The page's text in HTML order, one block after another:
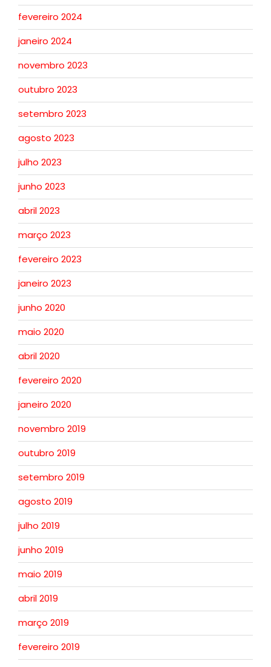
fevereiro 2024
janeiro 2024
novembro 2023
outubro 2023
setembro 2023
agosto 2023
julho 2023
junho 2023
abril 2023
março 2023
fevereiro 2023
janeiro 2023
junho 2020
maio 2020
abril 2020
fevereiro 2020
janeiro 2020
novembro 2019
outubro 2019
setembro 2019
agosto 2019
julho 2019
junho 2019
maio 2019
abril 2019
março 2019
fevereiro 2019